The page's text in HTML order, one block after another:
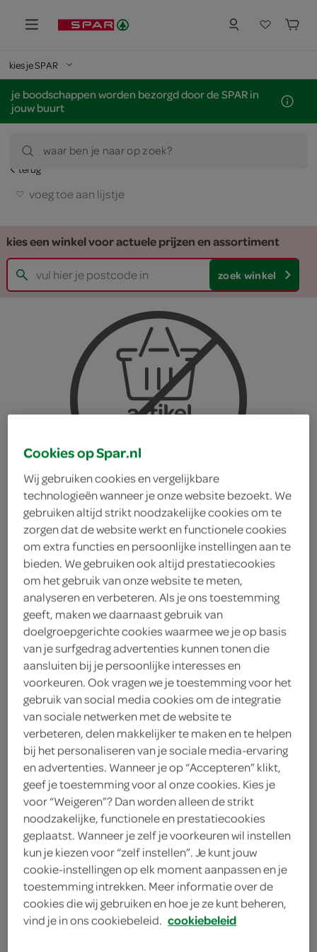
kies je SPAR
je boodschappen worden bezorgd door de SPAR in
jouw buurt
waar ben je naar op zoek?
terug
voeg toe aan lijstje
kies een winkel voor actuele prijzen en assortiment
zoek winkel
Nivea zonnebrand
zonnespray spf30
bronze
Nivea
200 Milliliter
Let op: aanbiedingen zijn niet zichtbaar bij de
producten, maar worden wél automatisch
verwerkt in de winkelmand.
Nivea zonnespray spf30 bronze: straal met
beschermde huid!
Nivea bescherming en brons
Cookies op Spar.nl
Wij gebruiken cookies en vergelijkbare
technologieën wanneer je onze website bezoekt. We
gebruiken altijd strikt noodzakelijke cookies om te
zorgen dat de website werkt en functionele cookies
om extra functies en persoonlijke instellingen aan te
bieden. We gebruiken ook altijd prestatiecookies
om het gebruik van onze website te meten,
analyseren en verbeteren. Als je ons toestemming
geeft, maken we daarnaast gebruik van
doelgroepgerichte cookies waarmee we je op basis
van je surfgedrag advertenties kunnen tonen die
aansluiten bij je persoonlijke interesses en
voorkeuren. Ook vragen we je toestemming voor het
gebruik van social media cookies om de integratie
van sociale netwerken met de website te
verbeteren, delen makkelijker te maken en te helpen
bij het personaliseren van je sociale media-ervaring
en advertenties. Wanneer je op “Accepteren” klikt,
geef je toestemming voor al onze cookies. Kies je
voor “Weigeren”? Dan worden alleen de strikt
noodzakelijke, functionele en prestatiecookies
geplaatst. Wanneer je zelf je voorkeuren wil instellen
kun je kiezen voor “zelf instellen”. Je kunt jouw
cookie-instellingen op elk moment aanpassen en je
toestemming intrekken. Meer informatie over de
cookies die wij gebruiken en hoe je ze kunt beheren,
vind je in ons cookiebeleid. cookiebeleid